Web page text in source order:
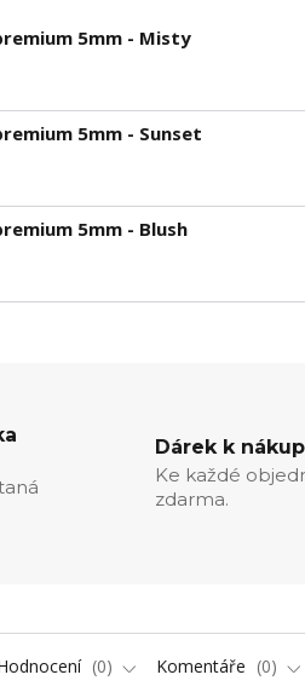
5mm - Misty
5mm - Sunset
5mm - Blush
Dárek k
Ke každé
zdarma.
0 Komentáře 0